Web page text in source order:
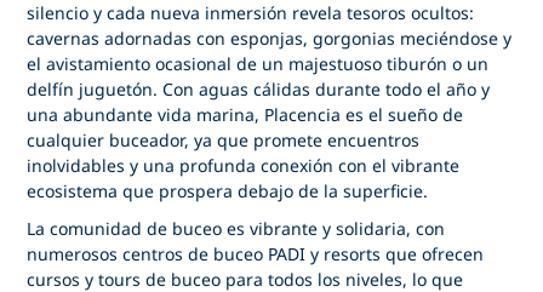
silencio y cada nueva inmersión revela tesoros ocultos:
cavernas adornadas con esponjas, gorgonias meciéndose y
el avistamiento ocasional de un majestuoso tiburón o un
delfín juguetón. Con aguas cálidas durante todo el año y
una abundante vida marina, Placencia es el sueño de
cualquier buceador, ya que promete encuentros
inolvidables y una profunda conexión con el vibrante
ecosistema que prospera debajo de la superficie.
La comunidad de buceo es vibrante y solidaria, con
numerosos centros de buceo PADI y resorts que ofrecen
cursos y tours de buceo para todos los niveles, lo que